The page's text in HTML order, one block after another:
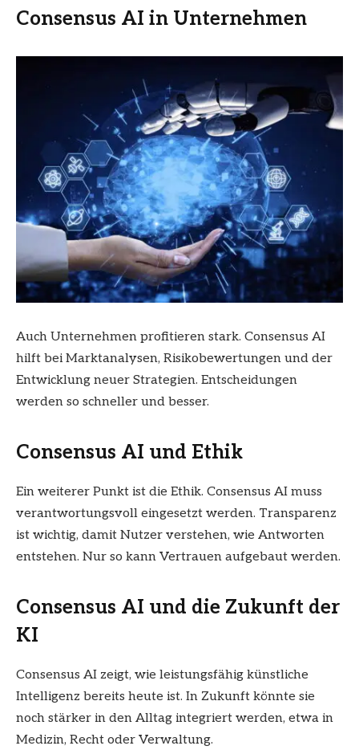
Consensus AI in Unternehmen
Auch Unternehmen profitieren stark. Consensus AI
hilft bei Marktanalysen, Risikobewertungen und der
Entwicklung neuer Strategien. Entscheidungen
werden so schneller und besser.
Consensus AI und Ethik
Ein weiterer Punkt ist die Ethik. Consensus AI muss
verantwortungsvoll eingesetzt werden. Transparenz
ist wichtig, damit Nutzer verstehen, wie Antworten
entstehen. Nur so kann Vertrauen aufgebaut werden.
Consensus AI und die Zukunft der
KI
Consensus AI zeigt, wie leistungsfähig künstliche
Intelligenz bereits heute ist. In Zukunft könnte sie
noch stärker in den Alltag integriert werden, etwa in
Medizin, Recht oder Verwaltung.